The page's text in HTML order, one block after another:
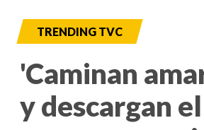
TRENDING TVC
'Caminan
y descargan el